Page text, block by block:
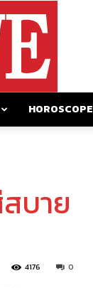
HOROSCOPE
บาย
0
4176